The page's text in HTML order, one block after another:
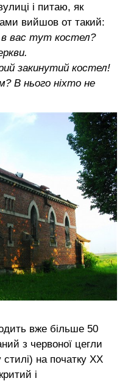
і питаю, як
вийшов от такий:
в вас тут костел?
закинутий костел!
В нього ніхто не
вже більше 50
з червоної цегли
на початку ХХ
і